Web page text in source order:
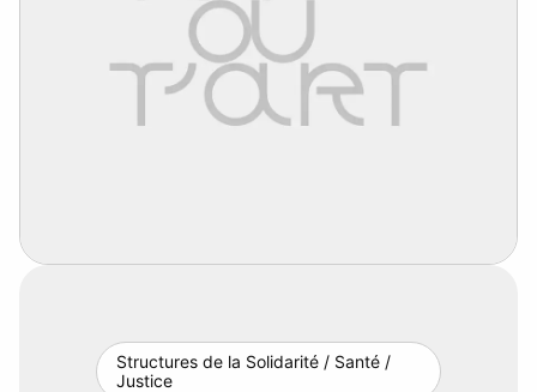
Structures de la Solidarité / Santé /
Justice